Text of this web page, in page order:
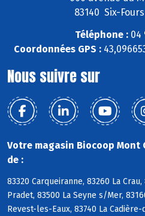
83140 Six-
Téléphone : 04
Coordonnées GPS :
Nous suivre sur
Votre magasin Biocoop Mont
de :
83320 Carqueiranne, 83260 La Crau,
Pradet, 83500 La Seyne s/Mer,
Revest-les-Eaux, 83740 La